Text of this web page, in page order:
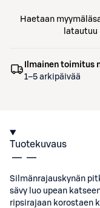
Haetaan
latautuu
Ilmainen toimitus
1–5 arkipäivää
Tuotekuvaus
Silmänrajauskynän
sävy luo upean
ripsirajaan korostaen